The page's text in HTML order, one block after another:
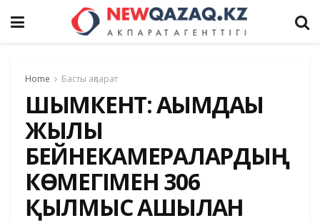
Home Басты ақпарат
ШЫМКЕНТ: АҒЫМДАҒЫ
ЖЫЛЫ
БЕЙНЕКАМЕРАЛАРДЫҢ
КӨМЕГІМЕН 306
ҚЫЛМЫС АШЫЛҒАН